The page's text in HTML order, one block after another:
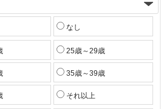
なし
25歳～29歳
35歳～39歳
それ以上